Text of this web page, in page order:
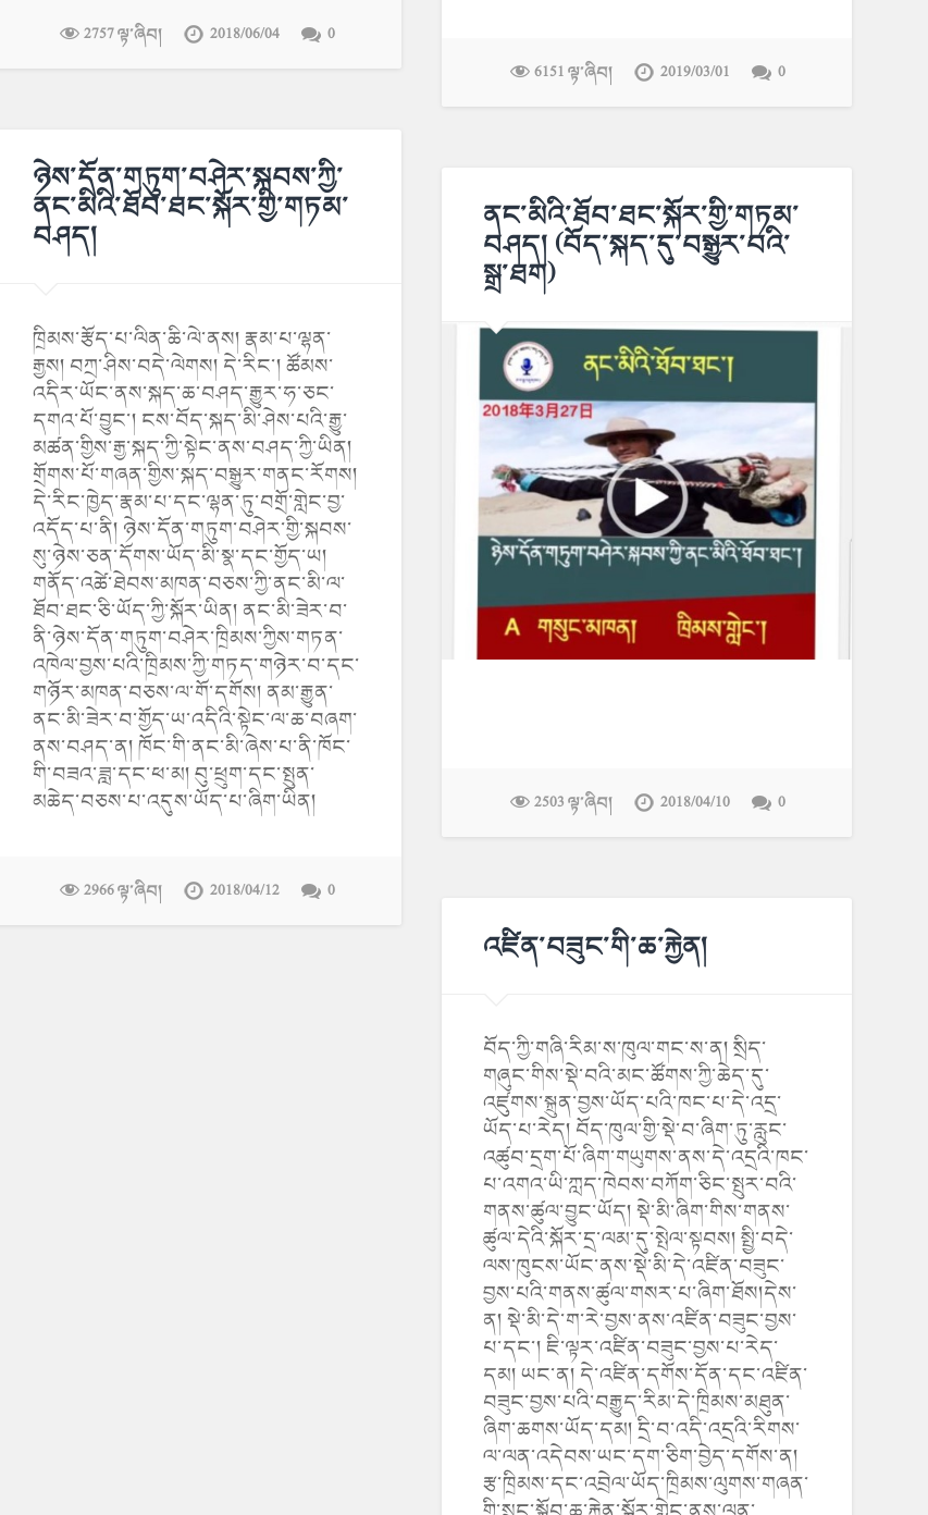
6151 ལྟ་ཞིབ། 2019/03/01 0
2757 ལྟ་ཞིབ། 2018/06/04 0
ཉེས་དོན་གཏུག་བཤེར་སྐབས་ཀྱི་
ནང་མིའི་ཐོབ་ཐང་སྐོར་གྱི་གཏམ་
བཤད།
ཁྲིམས་རྩོད་པ་ལིན་ཆི་ལེ་ནས། རྣམ་པ་ལྷན་
རྒྱས། བཀྲ་ཤིས་བདེ་ལེགས། དེ་རིང་། ཚོམས་
འདིར་ཡོང་ནས་སྐད་ཆ་བཤད་རྒྱུར་ཧ་ཅང་
དགའ་པོ་བྱུང་། ངས་བོད་སྐད་མི་ཤེས་པའི་རྒྱུ་
མཚན་གྱིས་རྒྱ་སྐད་ཀྱི་སྟེང་ནས་བཤད་ཀྱི་ཡིན།
གྲོགས་པོ་གཞན་གྱིས་སྐད་བསྒྱུར་གནང་རོགས།
དེ་རིང་ཁྱེད་རྣམ་པ་དང་ལྷན་ཏུ་བགྲོ་གླེང་བྱ་
འདོད་པ་ནི། ཉེས་དོན་གཏུག་བཤེར་གྱི་སྐབས་
སུ་ཉེས་ཅན་དོགས་ཡོད་མི་སྣ་དང་གྱོད་ཡ།
གནོད་འཚེ་ཐེབས་མཁན་བཅས་ཀྱི་ནང་མི་ལ་
ཐོབ་ཐང་ཅི་ཡོད་ཀྱི་སྐོར་ཡིན། ནང་མི་ཟེར་བ་
ནི་ཉེས་དོན་གཏུག་བཤེར་ཁྲིམས་ཀྱིས་གཏན་
འཁེལ་བྱས་པའི་ཁྲིམས་ཀྱི་གཏད་གཉེར་བ་དང་
གཉོར་མཁན་བཅས་ལ་གོ་དགོས། ནམ་རྒྱུན་
ནང་མི་ཟེར་བ་གྱོད་ཡ་འདིའི་སྟེང་ལ་ཆ་བཞག་
ནས་བཤད་ན། ཁོང་གི་ནང་མི་ཞེས་པ་ནི་ཁོང་
གི་བཟའ་ཟླ་དང་ཕ་མ། བུ་ཕྲུག་དང་སྤུན་
མཆེད་བཅས་པ་འདུས་ཡོད་པ་ཞིག་ཡིན།
2966 ལྟ་ཞིབ། 2018/04/12 0
ནང་མིའི་ཐོབ་ཐང་སྐོར་གྱི་གཏམ་
བཤད། (བོད་སྐད་དུ་བསྒྱུར་བའི་
སྒྲ་ཐག)
2503 ལྟ་ཞིབ། 2018/04/10 0
འཛིན་བཟུང་གི་ཆ་རྐྱེན།
བོད་ཀྱི་གཞི་རིམ་ས་ཁུལ་གང་ས་ན། སྲིད་
གཞུང་གིས་སྡེ་བའི་མང་ཚོགས་ཀྱི་ཆེད་དུ་
འཛུགས་སྐྲུན་བྱས་ཡོད་པའི་ཁང་པ་དེ་འདྲ་
ཡོད་པ་རེད། བོད་ཁུལ་གྱི་སྡེ་བ་ཞིག་ཏུ་རླུང་
འཚུབ་དྲག་པོ་ཞིག་གཡུགས་ནས་དེ་འདྲའི་ཁང་
པ་འགའ་ཡི་ཀླད་ཁེབས་བཀོག་ཅིང་སྤུར་བའི་
གནས་ཚུལ་བྱུང་ཡོད། སྡེ་མི་ཞིག་གིས་གནས་
ཚུལ་དེའི་སྐོར་དྲ་ལམ་དུ་སྤེལ་སྟབས། སྤྱི་བདེ་
ལས་ཁུངས་ཡོང་ནས་སྡེ་མི་དེ་འཛིན་བཟུང་
བྱས་པའི་གནས་ཚུལ་གསར་པ་ཞིག་ཐོས།དེས་
ན། སྡེ་མི་དེ་ག་རེ་བྱས་ནས་འཛིན་བཟུང་བྱས་
པ་དང་། ཇི་ལྟར་འཛིན་བཟུང་བྱས་པ་རེད་
དམ། ཡང་ན། དེ་འཛིན་དགོས་དོན་དང་འཛིན་
བཟུང་བྱས་པའི་བརྒྱུད་རིམ་དེ་ཁྲིམས་མཐུན་
ཞིག་ཆགས་ཡོད་དམ། དྲི་བ་འདི་འདྲའི་རིགས་
ལ་ལན་འདེབས་ཡང་དག་ཅིག་བྱེད་དགོས་ན།
རྩ་ཁྲིམས་དང་འབྲེལ་ཡོད་ཁྲིམས་ལུགས་གཞན་